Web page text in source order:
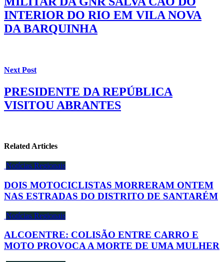
INTERIOR DO RIO EM VILA NOVA
DA BARQUINHA
Next Post
PRESIDENTE DA REPÚBLICA
VISITOU ABRANTES
Related Articles
Notícias Regionais
DOIS MOTOCICLISTAS MORRERAM ONTEM
NAS ESTRADAS DO DISTRITO DE SANTARÉM
Notícias Regionais
ALCOENTRE: COLISÃO ENTRE CARRO E
MOTO PROVOCA A MORTE DE UMA MULHER